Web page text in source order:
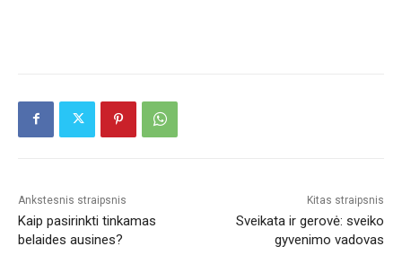
Ankstesnis straipsnis
Kaip pasirinkti tinkamas
belaides ausines?
Kitas straipsnis
Sveikata ir gerovė: sveiko
gyvenimo vadovas